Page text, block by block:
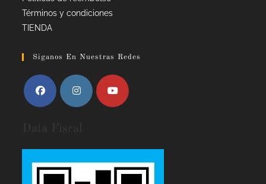
Términos y condiciones
TIENDA
Siganos En Nuestras Redes